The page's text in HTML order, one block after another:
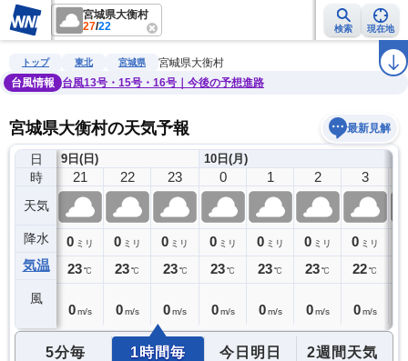
宮城県大衡村
27/22 検索 現在地
雨雲レーダー 台風情報 地震情報 ラ
トップ 東北 宮城県
宮城県大衡村
台風情報
台風13号・15号・16号｜今後の予想進路
宮城県大衡村の天気予報 最新見解
日
時
天気
降水
気温
風
9日(日)
20
0ミリ
24℃
21
0 ミリ
23℃
0 m/s
22
0 ミリ
23℃
0 m/s
23
0 ミリ
23 ℃
0m/s
10日(月)
0
0 ミリ
23℃
0 m/s
1
0 ミリ
23℃
0 m/s
2
0 ミリ
23℃
0 m/s
3
0 ミリ
22℃
0 m/s
5分毎 1時間毎 今日明日 2週間天気